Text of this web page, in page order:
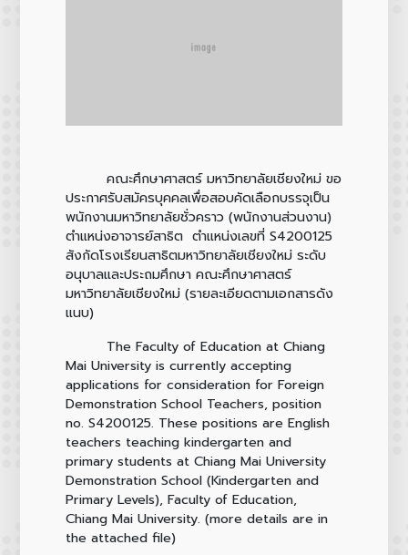
คณะศึกษาศาสตร์ มหาวิทยาลัยเชียงใหม่ ขอ
ประกาศรับสมัครบุคคลเพื่อสอบคัดเลือกบรรจุเป็น
พนักงานมหาวิทยาลัยชั่วคราว (พนักงานส่วนงาน)
ตำแหน่งอาจารย์สาธิต ตำแหน่งเลขที่ S4200125
สังกัดโรงเรียนสาธิตมหาวิทยาลัยเชียงใหม่ ระดับ
อนุบาลและประถมศึกษา คณะศึกษาศาสตร์
มหาวิทยาลัยเชียงใหม่ (รายละเอียดตามเอกสารดัง
แนบ)
The Faculty of Education at Chiang
Mai University is currently accepting
applications for consideration for Foreign
Demonstration School Teachers, position
no. S4200125. These positions are English
teachers teaching kindergarten and
primary students at Chiang Mai University
Demonstration School (Kindergarten and
Primary Levels), Faculty of Education,
Chiang Mai University. (more details are in
the attached file)